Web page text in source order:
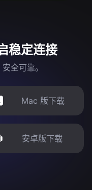
稳定连接
全可靠。
Mac 版下载
安卓版下载